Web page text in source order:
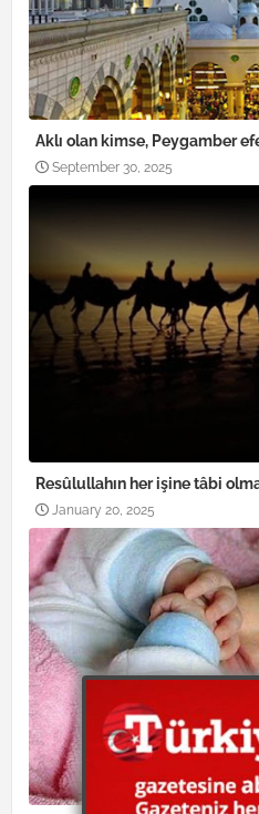
Aklı olan kimse, Peygamber
September 30, 2025
Resûlullahın her işine tâbi
January 20, 2025